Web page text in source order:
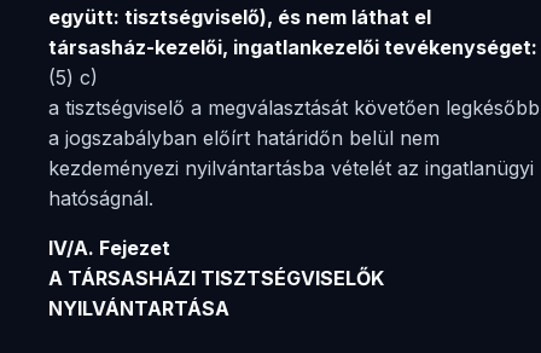
együtt: tisztségviselő), és nem láthat el
társasház-kezelői, ingatlankezelői tevékenységet:
(5) c)
a tisztségviselő a megválasztását követően legkésőbb
a jogszabályban előírt határidőn belül nem
kezdeményezi nyilvántartásba vételét az ingatlanügyi
hatóságnál.
IV/A. Fejezet
A TÁRSASHÁZI TISZTSÉGVISELŐK
NYILVÁNTARTÁSA